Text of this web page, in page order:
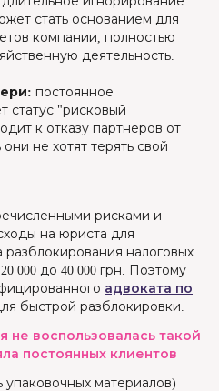
стать основанием для
компании, полностью
деятельность.
постоянное
статус "рисковый
к отказу партнеров от
не хотят терять свой
рисками и
на юриста для
налоговых
000 до 40 000 грн. Поэтому
адвоката по
быстрой разблокировки.
не воспользовалась такой
постоянных клиентов
материалов)